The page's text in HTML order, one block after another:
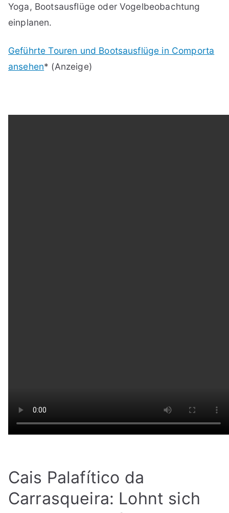
Yoga, Bootsausflüge oder Vogelbeobachtung
einplanen.
Geführte Touren und Bootsausflüge in Comporta
ansehen* (Anzeige)
Cais Palafítico da
Carrasqueira: Lohnt sich